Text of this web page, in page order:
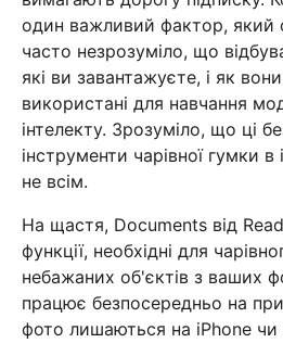
один важливий фактор, який
часто незрозуміло, що
які ви завантажуєте, і як
використані для навчання
інтелекту. Зрозуміло, що ці
інструменти чарівної гумки в
не всім.
На щастя, Documents від
функції, необхідні для
небажаних об'єктів з ваших
працює безпосередньо на
фото лишаються на iPhone чи